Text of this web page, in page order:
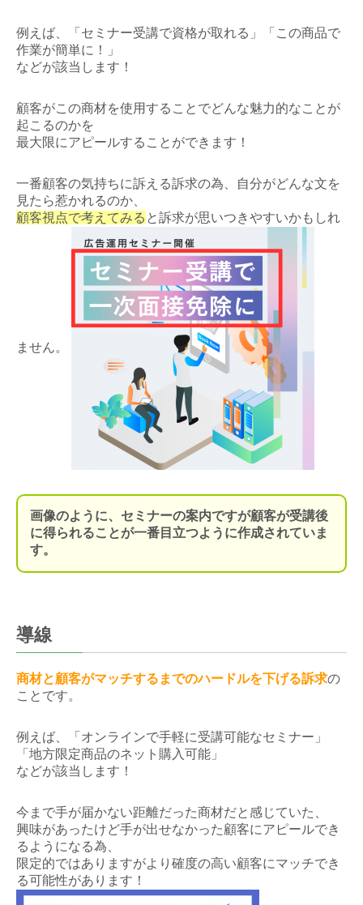
例えば、「セミナー受講で資格が取れる」「この商品で
作業が簡単に！」
などが該当します！
顧客がこの商材を使用することでどんな魅力的なことが
起こるのかを
最大限にアピールすることができます！
一番顧客の気持ちに訴える訴求の為、自分がどんな文を
見たら惹かれるのか、
顧客視点で考えてみる と訴求が思いつきやすいかもしれ
ません。
画像のように、セミナーの案内ですが顧客が受講後
に得られることが一番目立つように作成されていま
す。
導線
商材と顧客がマッチするまでのハードルを下げる訴求の
ことです。
例えば、「オンラインで手軽に受講可能なセミナー」
「地方限定商品のネット購入可能」
などが該当します！
今まで手が届かない距離だった商材だと感じていた、
興味があったけど手が出せなかった顧客にアピールでき
るようになる為、
限定的ではありますがより確度の高い顧客にマッチでき
る可能性があります！